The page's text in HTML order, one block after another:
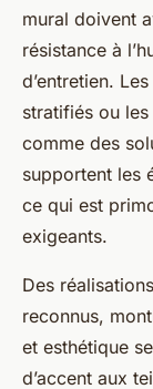
mural doivent
résistance à
d’entretien.
stratifiés ou
comme des
supportent les
ce qui est
exigeants.
Des
reconnus,
et esthétique
d’accent aux